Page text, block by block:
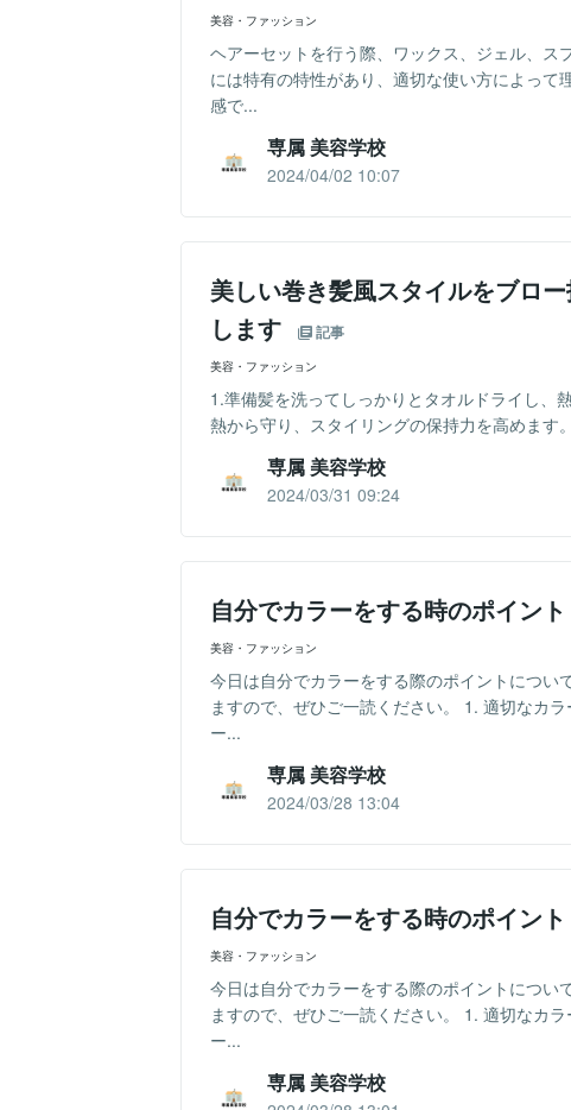
美容・ファッション
ヘアーセットを行う際、ワックス、ジェル、ス
には特有の特性があり、適切な使い方によっ
感で...
専属 美容学校
2024/04/02 10:07
美しい巻き髪風スタイルをブロ
します
記事
美容・ファッション
1.準備髪を洗ってしっかりとタオルドライし、
熱から守り、スタイリングの保持力を高めま
専属 美容学校
2024/03/31 09:24
自分でカラーをする時のポイン
美容・ファッション
今日は自分でカラーをする際のポイントについ
ますので、ぜひご一読ください。 1. 適切なカ
ー...
専属 美容学校
2024/03/28 13:04
自分でカラーをする時のポイン
美容・ファッション
今日は自分でカラーをする際のポイントについ
ますので、ぜひご一読ください。 1. 適切なカ
ー...
専属 美容学校